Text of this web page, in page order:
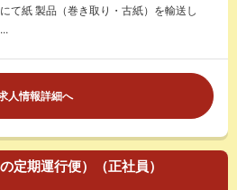
て紙 製品（巻き取り・古紙）を輸送し
人情報詳細へ
定期運行便）（正社員）